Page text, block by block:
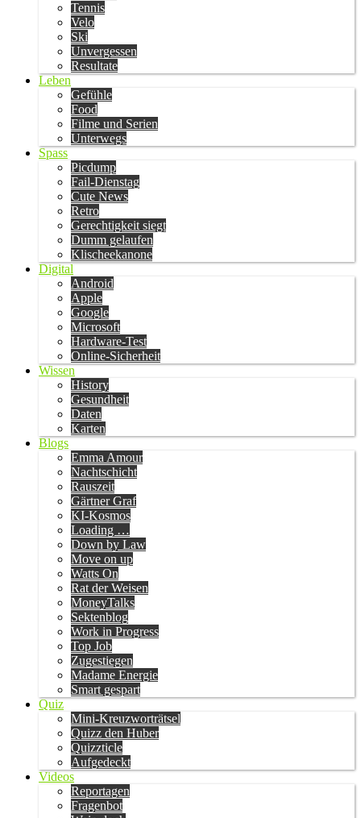
Tennis
Velo
Ski
Unvergessen
Resultate
Leben
Gefühle
Food
Filme und Serien
Unterwegs
Spass
Picdump
Fail-Dienstag
Cute News
Retro
Gerechtigkeit siegt
Dumm gelaufen
Klischeekanone
Digital
Android
Apple
Google
Microsoft
Hardware-Test
Online-Sicherheit
Wissen
History
Gesundheit
Daten
Karten
Blogs
Emma Amour
Nachtschicht
Rauszeit
Gärtner Graf
KI-Kosmos
Loading …
Down by Law
Move on up
Watts On
Rat der Weisen
MoneyTalks
Sektenblog
Work in Progress
Top Job
Zugestiegen
Madame Energie
Smart gespart
Quiz
Mini-Kreuzworträtsel
Quizz den Huber
Quizzticle
Aufgedeckt
Videos
Reportagen
Fragenbot